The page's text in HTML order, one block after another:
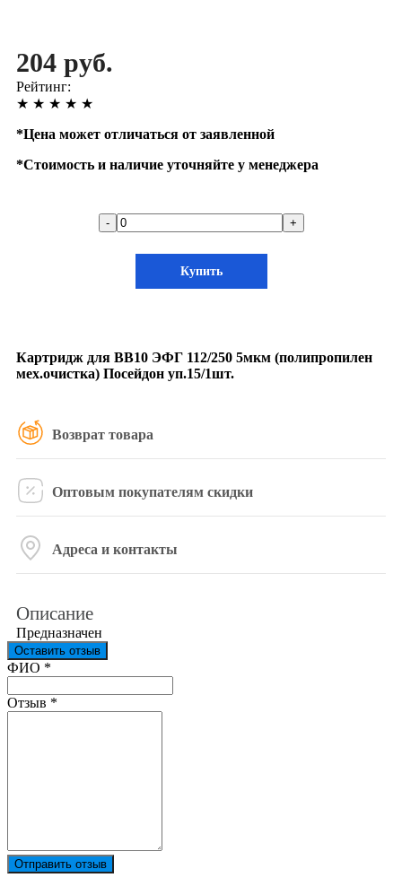
204 руб.
Рейтинг:
★ ★ ★ ★ ★
*Цена может отличаться от заявленной
*Стоимость и наличие уточняйте у менеджера
- +
Купить
Картридж для ВВ10 ЭФГ 112/250 5мкм (полипропилен
мех.очистка) Посейдон уп.15/1шт.
Возврат товара
Оптовым покупателям скидки
Адреса и контакты
Описание
Предназначен
Оставить отзыв
Ваш отзыв был отправлен!
ФИО *
Отзыв *
Отправить отзыв